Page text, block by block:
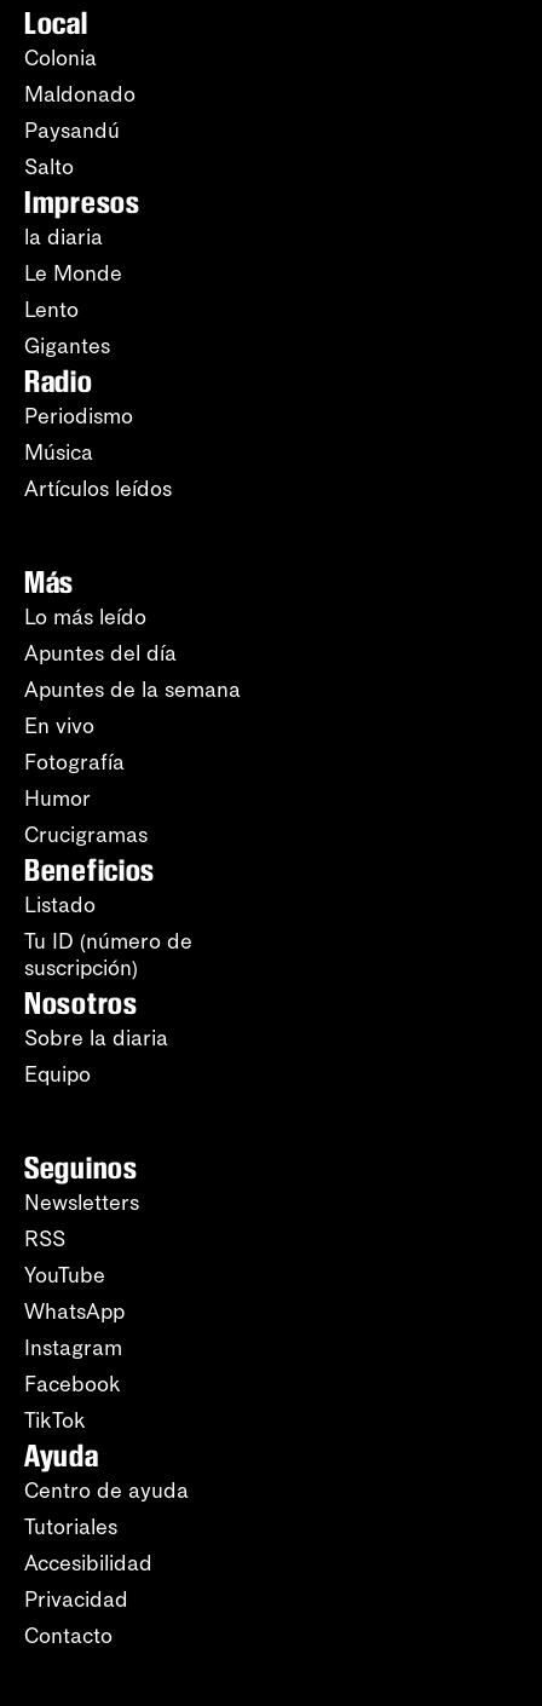
Local
Colonia
Maldonado
Paysandú
Salto
Impresos
la diaria
Le Monde
Lento
Gigantes
Radio
Periodismo
Música
Artículos leídos
Más
Lo más leído
Apuntes del día
Apuntes de la semana
En vivo
Fotografía
Humor
Crucigramas
Beneficios
Listado
Tu ID (número de
suscripción)
Nosotros
Sobre la diaria
Equipo
Seguinos
Newsletters
RSS
YouTube
WhatsApp
Instagram
Facebook
TikTok
Ayuda
Centro de ayuda
Tutoriales
Accesibilidad
Privacidad
Contacto